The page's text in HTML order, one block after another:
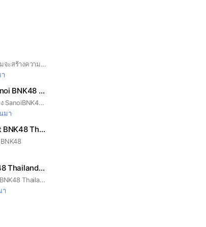
กลุ่มแฟนคลับของอาหลีที่พร้อมจะสร้างความทรงจำดีๆให้กับ Arlee BNK48 :) #ArleeBNK48 #BNK48
Baby Tiger Cave - Saonoi BNK48 Thailand Fanclub 🐯
ยินดีต้อนรับสู่กลุ่มแฟนคลับของ SanoiBNK48 🐯
มา
Yoghurt Cafe - Yoghurt BNK48 Thailand Fanclub
Poko Family Patt BNK48 Thailand Fanclub
สวัสดีค่ะพวกเราคือกลุ่ม"Patt BNK48 Thailand fanclub" พวกเราจะคอยสนับสนุนเเละอยู่เคียงหน้าน้องเเพทในทุกๆเส้นทาง มาเป็นครอบครัวโป๊ะโกะด้วยกันนะ (#BNK484thGeneration) (#PattBNK48) (#TeamPattPoKo)
า